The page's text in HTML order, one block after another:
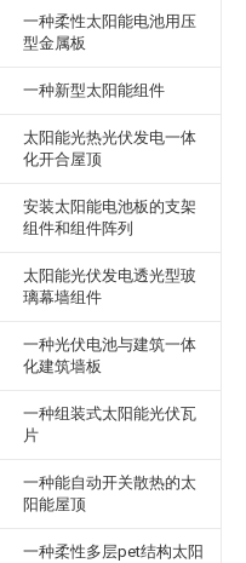
一种柔性太阳能电池用压
型金属板
一种新型太阳能组件
太阳能光热光伏发电一体
化开合屋顶
安装太阳能电池板的支架
组件和组件阵列
太阳能光伏发电透光型玻
璃幕墙组件
一种光伏电池与建筑一体
化建筑墙板
一种组装式太阳能光伏瓦
片
一种能自动开关散热的太
阳能屋顶
一种柔性多层pet结构太阳